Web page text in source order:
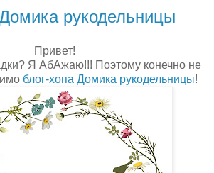
рукодельницы
Привет!
Я АбАжаю!!! Поэтому конечно не
блог-хопа Домика рукодельницы!